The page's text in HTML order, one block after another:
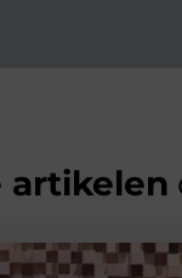
artikelen